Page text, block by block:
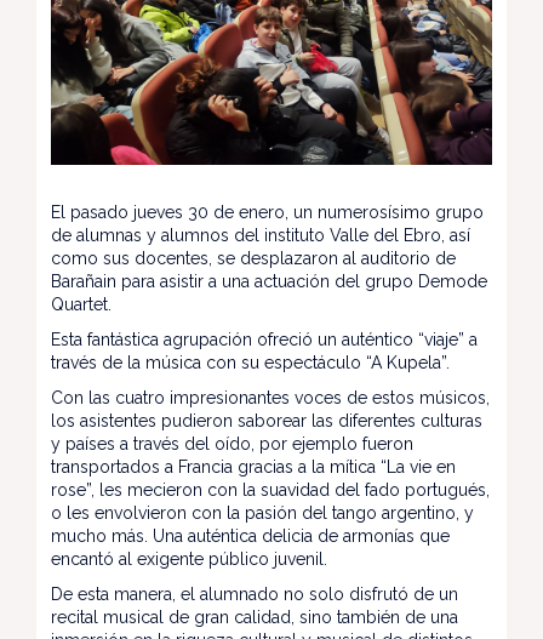
El pasado jueves 30 de enero, un numerosísimo grupo
de alumnas y alumnos del instituto Valle del Ebro, así
como sus docentes, se desplazaron al auditorio de
Barañain para asistir a una actuación del grupo Demode
Quartet.
Esta fantástica agrupación ofreció un auténtico “viaje” a
través de la música con su espectáculo “A Kupela”.
Con las cuatro impresionantes voces de estos músicos,
los asistentes pudieron saborear las diferentes culturas
y países a través del oído, por ejemplo fueron
transportados a Francia gracias a la mítica “La vie en
rose”, les mecieron con la suavidad del fado portugués,
o les envolvieron con la pasión del tango argentino, y
mucho más. Una auténtica delicia de armonías que
encantó al exigente público juvenil.
De esta manera, el alumnado no solo disfrutó de un
recital musical de gran calidad, sino también de una